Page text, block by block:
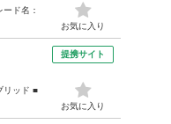
ード名：
お気に入り
リッド ■
提携サイト
お気に入り